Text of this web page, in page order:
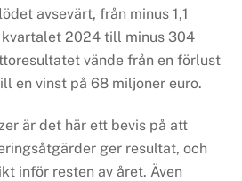
avsevärt, från minus 1,1
2024 till minus 304
vände från en förlust
en vinst på 68 miljoner euro.
är det här ett bevis på att
ger resultat, och
inför resten av året. Även